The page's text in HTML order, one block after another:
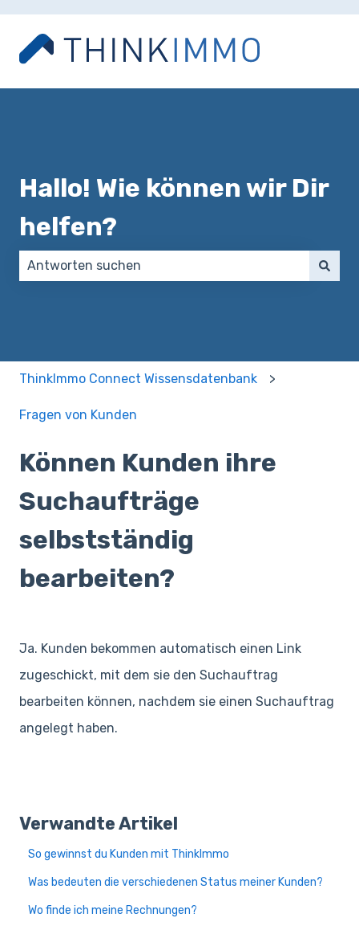
Hallo! Wie können wir Dir
helfen?
ThinkImmo Connect Wissensdatenbank
Fragen von Kunden
Können Kunden ihre
Suchaufträge
selbstständig
bearbeiten?
Ja. Kunden bekommen automatisch einen Link
zugeschickt, mit dem sie den Suchauftrag
bearbeiten können, nachdem sie einen Suchauftrag
angelegt haben.
Verwandte Artikel
So gewinnst du Kunden mit ThinkImmo
Was bedeuten die verschiedenen Status meiner Kunden?
Wo finde ich meine Rechnungen?